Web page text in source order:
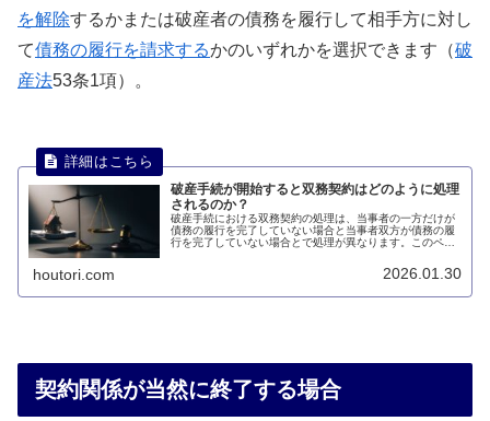
を解除するかまたは破産者の債務を履行して相手方に対し
て債務の履行を請求するかのいずれかを選択できます（破
産法53条1項）。
破産手続が開始すると双務契約はどのように処理
されるのか？
破産手続における双務契約の処理は、当事者の一方だけが
債務の履行を完了していない場合と当事者双方が債務の履
行を完了していない場合とで処理が異なります。このペー
houtori.com 2026.01.30
契約関係が当然に終了する場合